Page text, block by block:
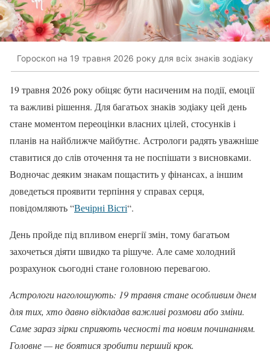
Гороскоп на 19 травня 2026 року для всіх знаків зодіаку
19 травня 2026 року обіцяє бути насиченим на події, емоції
та важливі рішення. Для багатьох знаків зодіаку цей день
стане моментом переоцінки власних цілей, стосунків і
планів на найближче майбутнє. Астрологи радять уважніше
ставитися до слів оточення та не поспішати з висновками.
Водночас деяким знакам пощастить у фінансах, а іншим
доведеться проявити терпіння у справах серця,
повідомляють “Вечірні Вісті“.
День пройде під впливом енергії змін, тому багатьом
захочеться діяти швидко та рішуче. Але саме холодний
розрахунок сьогодні стане головною перевагою.
Астрологи наголошують: 19 травня стане особливим днем
для тих, хто давно відкладав важливі розмови або зміни.
Саме зараз зірки сприяють чесності та новим починанням.
Головне — не боятися зробити перший крок.